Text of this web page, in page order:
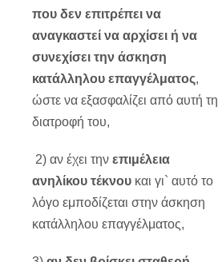
που δεν επιτρέπει να
αναγκαστεί να αρχίσει ή να
συνεχίσει την άσκηση
κατάλληλου επαγγέλματος,
ώστε να εξασφαλίζει από αυτή τη
διατροφή του,
2) αν έχει την επιμέλεια
ανηλίκου τέκνου και γι` αυτό το
λόγο εμποδίζεται στην άσκηση
κατάλληλου επαγγέλματος,